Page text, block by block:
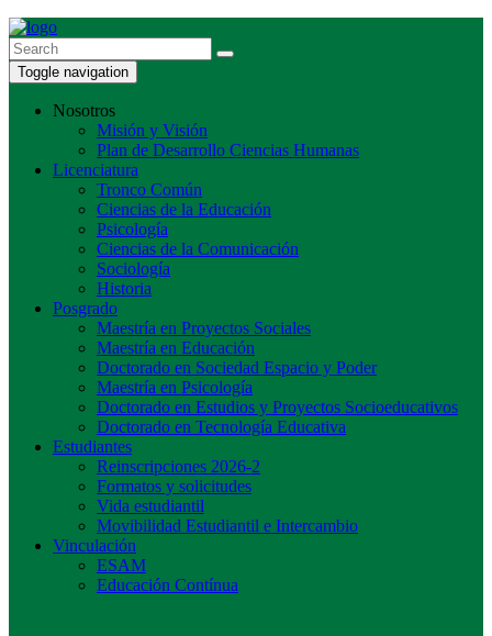
Toggle navigation
Nosotros
Misión y Visión
Plan de Desarrollo Ciencias Humanas
Licenciatura
Tronco Común
Ciencias de la Educación
Psicología
Ciencias de la Comunicación
Sociología
Historia
Posgrado
Maestría en Proyectos Sociales
Maestría en Educación
Doctorado en Sociedad Espacio y Poder
Maestría en Psicología
Doctorado en Estudios y Proyectos Socioeducativos
Doctorado en Tecnología Educativa
Estudiantes
Reinscripciones 2026-2
Formatos y solicitudes
Vida estudiantil
Movibilidad Estudiantil e Intercambio
Vinculación
ESAM
Educación Contínua